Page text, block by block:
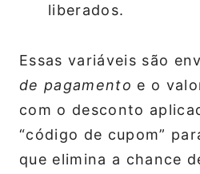
liberados.
Essas variáveis são
de pagamento e o
com o desconto
“código de cupom”
que elimina a chance